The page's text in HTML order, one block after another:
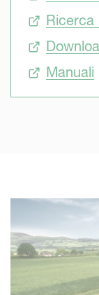
efficienti, ma
Queste
conferiscono
Ricerca
Manuali